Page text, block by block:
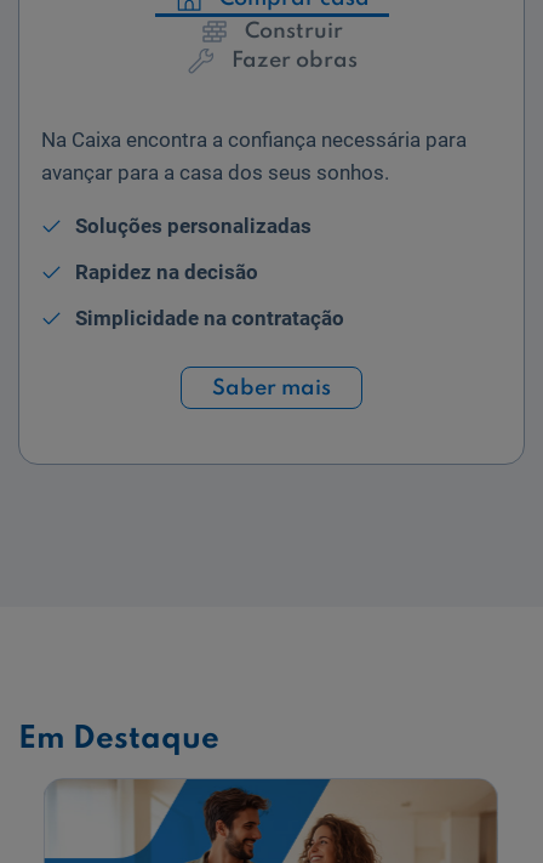
Construir
Fazer obras
Na Caixa encontra a confiança necessária para
avançar para a casa dos seus sonhos.
Soluções personalizadas
Rapidez na decisão
Simplicidade na contratação
Saber mais
Em Destaque